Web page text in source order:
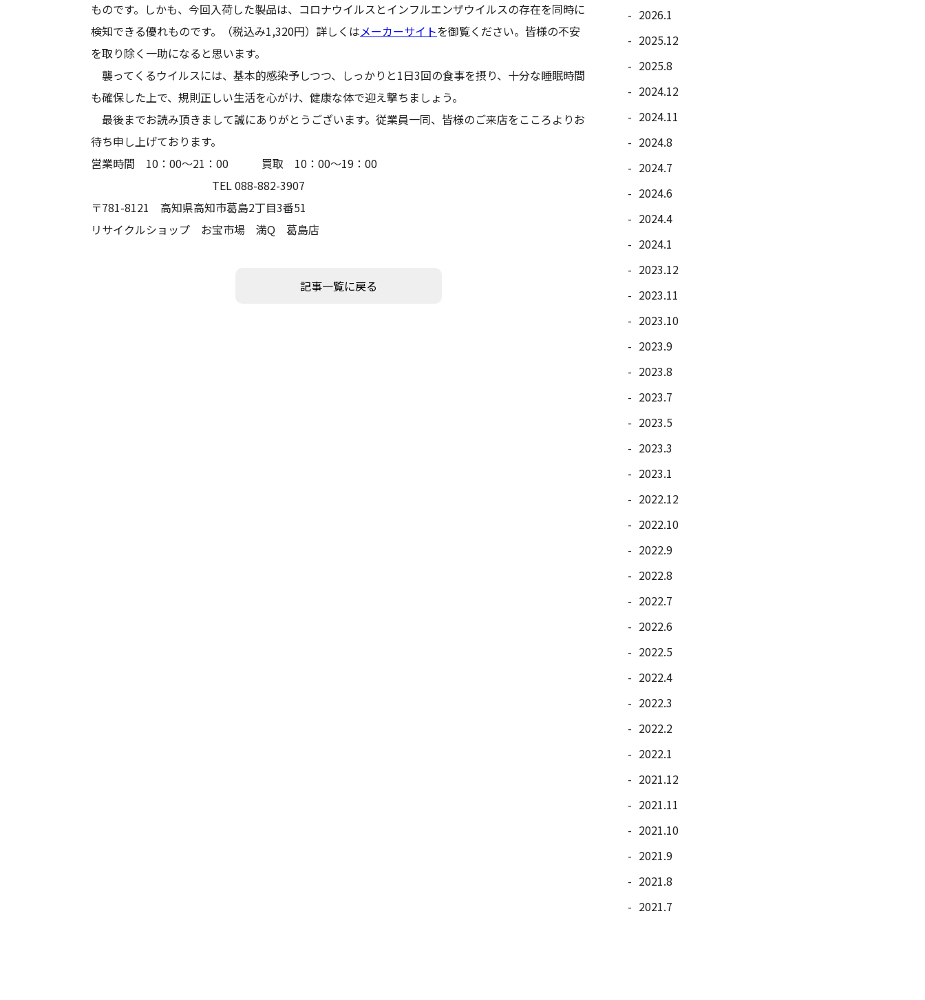
ものです。しかも、今回入荷した製品は、コロナウイルスとインフルエンザウイルスの存在を同時に
検知できる優れものです。（税込み1,320円）詳しくはメーカーサイトを御覧ください。皆様の不安
を取り除く一助になると思います。
襲ってくるウイルスには、基本的感染予しつつ、しっかりと1日3回の食事を摂り、十分な睡眠時間
も確保した上で、規則正しい生活を心がけ、健康な体で迎え撃ちましょう。
最後までお読み頂きまして誠にありがとうございます。従業員一同、皆様のご来店をこころよりお
待ち申し上げております。
営業時間 10：00～21：00 買取 10：00～19：00
TEL 088-882-3907
〒781-8121 高知県高知市葛島2丁目3番51
リサイクルショップ お宝市場 満Q 葛島店
記事一覧に戻る
2026.1
2025.12
2025.8
2024.12
2024.11
2024.8
2024.7
2024.6
2024.4
2024.1
2023.12
2023.11
2023.10
2023.9
2023.8
2023.7
2023.5
2023.3
2023.1
2022.12
2022.10
2022.9
2022.8
2022.7
2022.6
2022.5
2022.4
2022.3
2022.2
2022.1
2021.12
2021.11
2021.10
2021.9
2021.8
2021.7